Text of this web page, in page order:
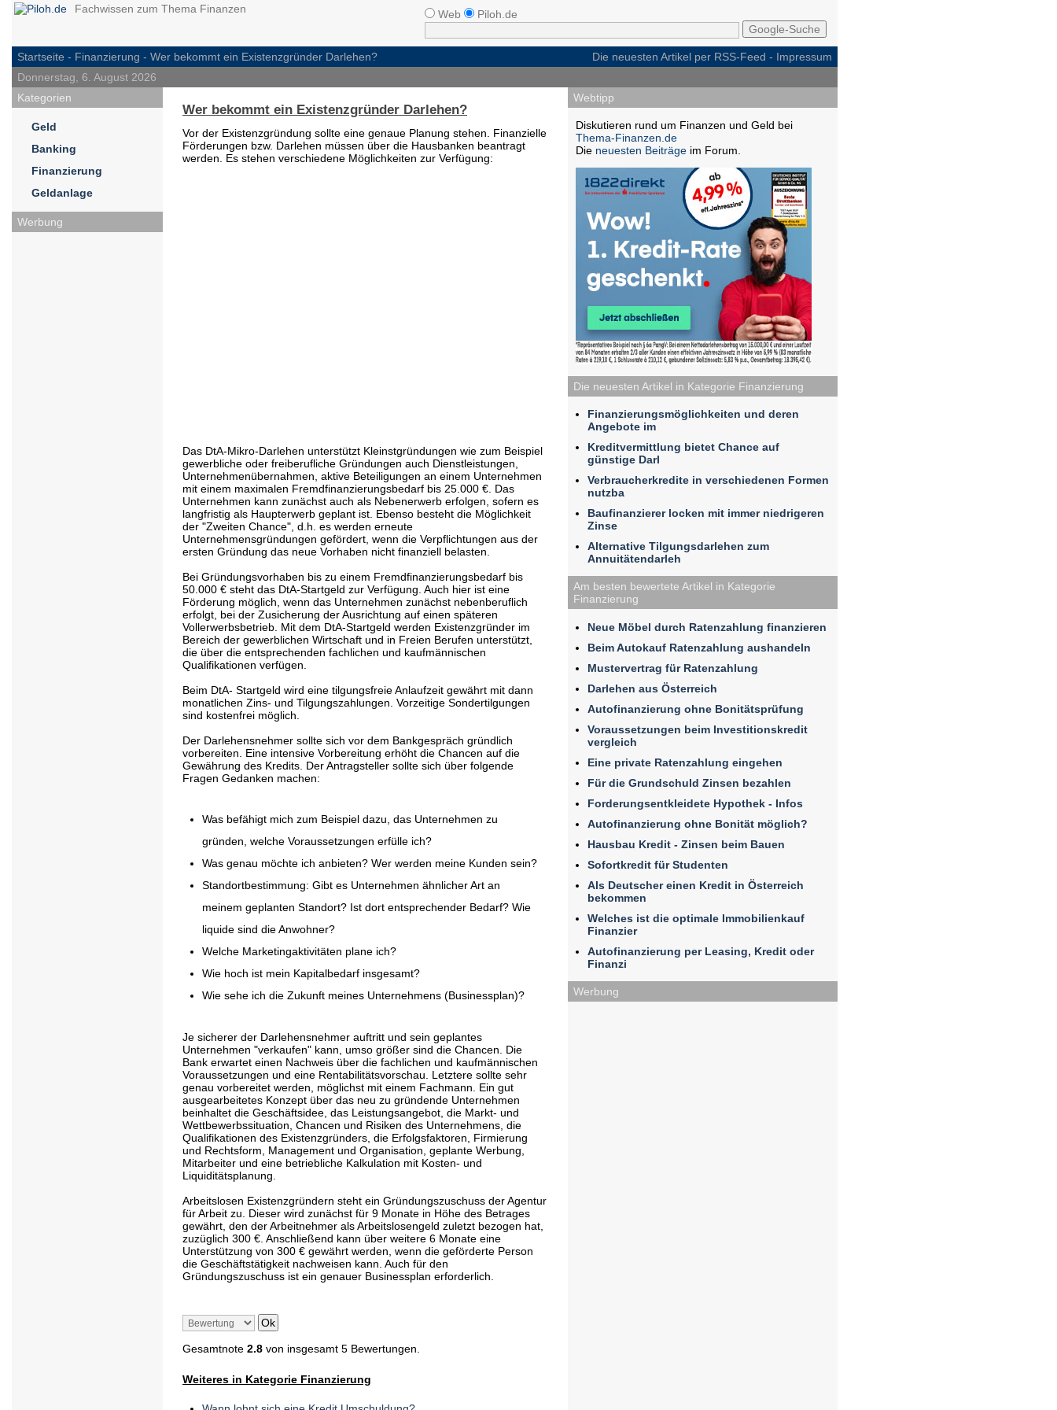
Fachwissen zum Thema Finanzen Web Piloh.de
Startseite - Finanzierung - Wer bekommt ein Existenzgründer Darlehen? Die neuesten Artikel per RSS-Feed - Impressum
Donnerstag, 6. August 2026
Kategorien
Geld
Banking
Finanzierung
Geldanlage
Werbung
Wer bekommt ein Existenzgründer Darlehen?
Vor der Existenzgründung sollte eine genaue Planung stehen. Finanzielle
Förderungen bzw. Darlehen müssen über die Hausbanken beantragt
werden. Es stehen verschiedene Möglichkeiten zur Verfügung:
Das DtA-Mikro-Darlehen unterstützt Kleinstgründungen wie zum Beispiel
gewerbliche oder freiberufliche Gründungen auch Dienstleistungen,
Unternehmenübernahmen, aktive Beteiligungen an einem Unternehmen
mit einem maximalen Fremdfinanzierungsbedarf bis 25.000 €. Das
Unternehmen kann zunächst auch als Nebenerwerb erfolgen, sofern es
langfristig als Haupterwerb geplant ist. Ebenso besteht die Möglichkeit
der "Zweiten Chance", d.h. es werden erneute
Unternehmensgründungen gefördert, wenn die Verpflichtungen aus der
ersten Gründung das neue Vorhaben nicht finanziell belasten.
Bei Gründungsvorhaben bis zu einem Fremdfinanzierungsbedarf bis
50.000 € steht das DtA-Startgeld zur Verfügung. Auch hier ist eine
Förderung möglich, wenn das Unternehmen zunächst nebenberuflich
erfolgt, bei der Zusicherung der Ausrichtung auf einen späteren
Vollerwerbsbetrieb. Mit dem DtA-Startgeld werden Existenzgründer im
Bereich der gewerblichen Wirtschaft und in Freien Berufen unterstützt,
die über die entsprechenden fachlichen und kaufmännischen
Qualifikationen verfügen.
Beim DtA- Startgeld wird eine tilgungsfreie Anlaufzeit gewährt mit dann
monatlichen Zins- und Tilgungszahlungen. Vorzeitige Sondertilgungen
sind kostenfrei möglich.
Der Darlehensnehmer sollte sich vor dem Bankgespräch gründlich
vorbereiten. Eine intensive Vorbereitung erhöht die Chancen auf die
Gewährung des Kredits. Der Antragsteller sollte sich über folgende
Fragen Gedanken machen:
Was befähigt mich zum Beispiel dazu, das Unternehmen zu
gründen, welche Voraussetzungen erfülle ich?
Was genau möchte ich anbieten? Wer werden meine Kunden sein?
Standortbestimmung: Gibt es Unternehmen ähnlicher Art an
meinem geplanten Standort? Ist dort entsprechender Bedarf? Wie
liquide sind die Anwohner?
Welche Marketingaktivitäten plane ich?
Wie hoch ist mein Kapitalbedarf insgesamt?
Wie sehe ich die Zukunft meines Unternehmens (Businessplan)?
Je sicherer der Darlehensnehmer auftritt und sein geplantes
Unternehmen "verkaufen" kann, umso größer sind die Chancen. Die
Bank erwartet einen Nachweis über die fachlichen und kaufmännischen
Voraussetzungen und eine Rentabilitätsvorschau. Letztere sollte sehr
genau vorbereitet werden, möglichst mit einem Fachmann. Ein gut
ausgearbeitetes Konzept über das neu zu gründende Unternehmen
beinhaltet die Geschäftsidee, das Leistungsangebot, die Markt- und
Wettbewerbssituation, Chancen und Risiken des Unternehmens, die
Qualifikationen des Existenzgründers, die Erfolgsfaktoren, Firmierung
und Rechtsform, Management und Organisation, geplante Werbung,
Mitarbeiter und eine betriebliche Kalkulation mit Kosten- und
Liquiditätsplanung.
Arbeitslosen Existenzgründern steht ein Gründungszuschuss der Agentur
für Arbeit zu. Dieser wird zunächst für 9 Monate in Höhe des Betrages
gewährt, den der Arbeitnehmer als Arbeitslosengeld zuletzt bezogen hat,
zuzüglich 300 €. Anschließend kann über weitere 6 Monate eine
Unterstützung von 300 € gewährt werden, wenn die geförderte Person
die Geschäftstätigkeit nachweisen kann. Auch für den
Gründungszuschuss ist ein genauer Businessplan erforderlich.
Gesamtnote 2.8 von insgesamt 5 Bewertungen.
Weiteres in Kategorie Finanzierung
Webtipp
Diskutieren rund um Finanzen und Geld bei
Thema-Finanzen.de
Die neuesten Beiträgeim Forum.
Die neuesten Artikel in Kategorie Finanzierung
Finanzierungsmöglichkeiten und deren
Angebote im
Kreditvermittlung bietet Chance auf
günstige Darl
Verbraucherkredite in verschiedenen Formen
nutzba
Baufinanzierer locken mit immer niedrigeren
Zinse
Alternative Tilgungsdarlehen zum
Annuitätendarleh
Am besten bewertete Artikel in Kategorie
Finanzierung
Neue Möbel durch Ratenzahlung finanzieren
Beim Autokauf Ratenzahlung aushandeln
Mustervertrag für Ratenzahlung
Darlehen aus Österreich
Autofinanzierung ohne Bonitätsprüfung
Voraussetzungen beim Investitionskredit
vergleich
Eine private Ratenzahlung eingehen
Für die Grundschuld Zinsen bezahlen
Forderungsentkleidete Hypothek - Infos
Autofinanzierung ohne Bonität möglich?
Hausbau Kredit - Zinsen beim Bauen
Sofortkredit für Studenten
Als Deutscher einen Kredit in Österreich
bekommen
Welches ist die optimale Immobilienkauf
Finanzier
Autofinanzierung per Leasing, Kredit oder
Finanzi
Werbung